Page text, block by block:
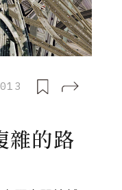
雜的路